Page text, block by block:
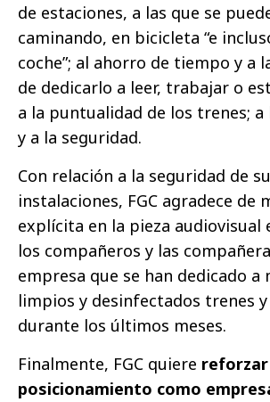
de estaciones, a las que se
caminando, en bicicleta “e
coche”; al ahorro de tiempo y a
de dedicarlo a leer, trabajar o
a la puntualidad de los trenes;
y a la seguridad.
Con relación a la seguridad de
instalaciones, FGC agradece de
explícita en la pieza audiovisual
los compañeros y las
empresa que se han dedicado a
limpios y desinfectados trenes
durante los últimos meses.
Finalmente, FGC quiere reforzar
posicionamiento como